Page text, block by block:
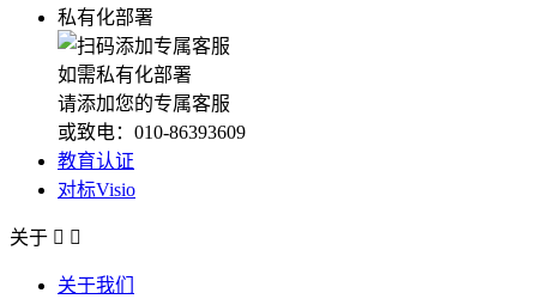
私有化部署
如需私有化部署
请添加您的专属客服
或致电：010-86393609
教育认证
对标Visio
关于  
关于我们